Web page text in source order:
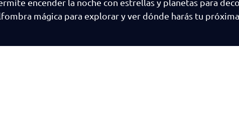
encender la noche con estrellas y planetas para
mágica para explorar y ver dónde harás tu